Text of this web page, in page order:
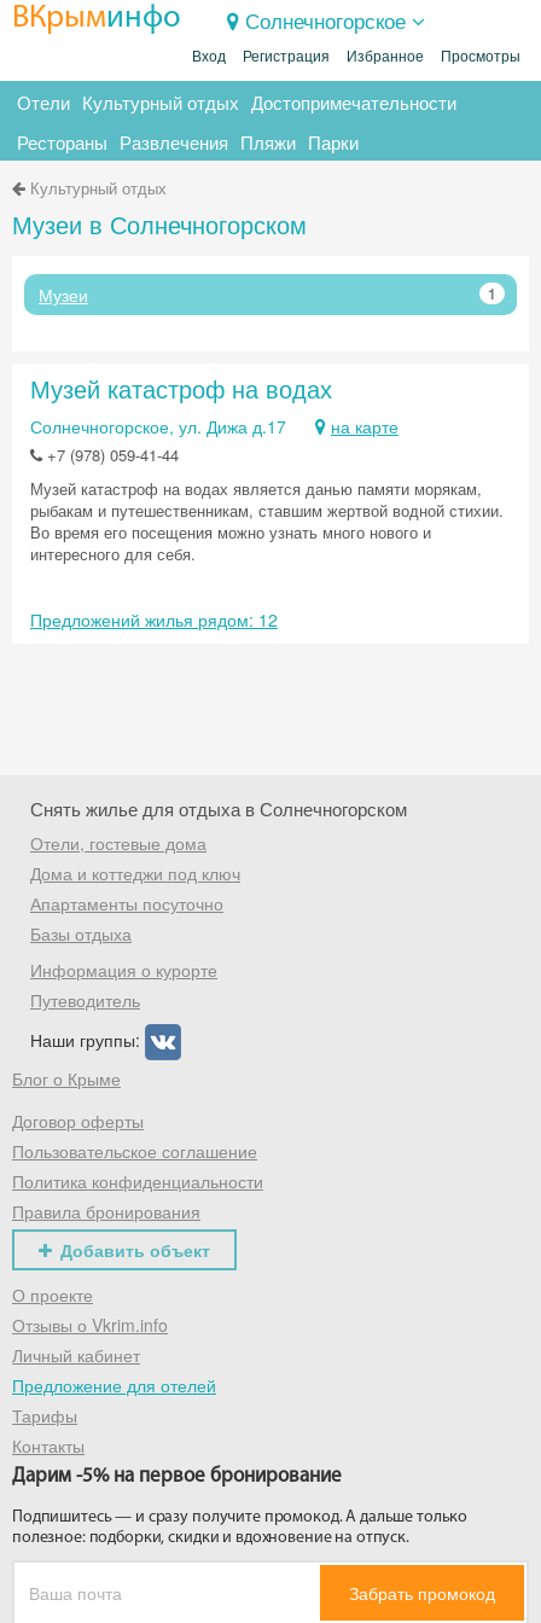
ВКрыминфо Солнечногорское
Вход Регистрация Избранное Просмотры
Отели Культурный отдых Достопримечательности
Рестораны Развлечения Пляжи Парки
Культурный отдых
Музеи в Солнечногорском
Музеи 1
Музей катастроф на водах
Солнечногорское, ул. Дижа д.17 на карте
+7 (978) 059-41-44
Музей катастроф на водах является данью памяти морякам,
рыбакам и путешественникам, ставшим жертвой водной стихии.
Во время его посещения можно узнать много нового и
интересного для себя.
Предложений жилья рядом: 12
Снять жилье для отдыха в Солнечногорском
Отели, гостевые дома
Дома и коттеджи под ключ
Апартаменты посуточно
Базы отдыха
Информация о курорте
Путеводитель
Наши группы:
Блог о Крыме
Договор оферты
Пользовательское соглашение
Политика конфиденциальности
Правила бронирования
Добавить объект
О проекте
Отзывы о Vkrim.info
Личный кабинет
Предложение для отелей
Тарифы
Контакты
Дарим -5% на первое бронирование
Подпишитесь — и сразу получите промокод. А дальше только
полезное: подборки, скидки и вдохновение на отпуск.
Забрать промокод
Скидка −5%
Хочешь дешевле? Оставь почту и получи
промокод на первое бронирование!